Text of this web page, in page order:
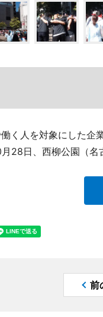
く人を対象にした企
28日、西柳公園（名
前